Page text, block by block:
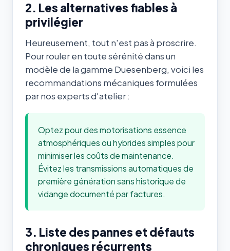
2. Les alternatives fiables à
privilégier
Heureusement, tout n'est pas à proscrire.
Pour rouler en toute sérénité dans un
modèle de la gamme Duesenberg, voici les
recommandations mécaniques formulées
par nos experts d'atelier :
Optez pour des motorisations essence
atmosphériques ou hybrides simples pour
minimiser les coûts de maintenance.
Évitez les transmissions automatiques de
première génération sans historique de
vidange documenté par factures.
3. Liste des pannes et défauts
chroniques récurrents